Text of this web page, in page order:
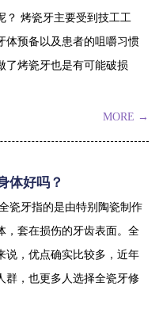
？ 烤瓷牙主要受到技工工
体预备以及患者的咀嚼习惯
了烤瓷牙也是有可能破损
MORE →
体好吗？
瓷牙指的是由特别陶瓷制作
，套在损伤的牙齿表面。全
说，优点确实比较多，近年
群，也更多人选择全瓷牙修